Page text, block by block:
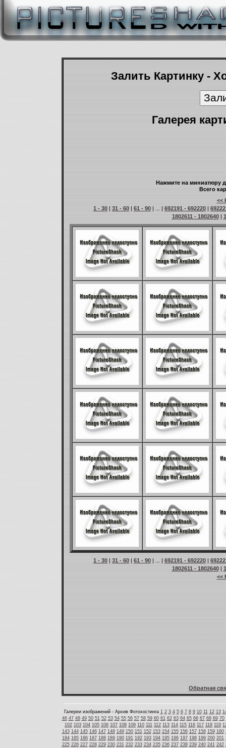
Залить Картинку -
Галерея
Нажмите на миниатюру
Всего
<<
1 - 30 | 31 - 60 | 61 - 90 | ... | 692191 - 692220 |
1802611 - 1802640|
1 - 30 | 31 - 60 | 61 - 90 | ... | 692191 - 692220 |
1802611 - 1802640|
<<
Обратная
Галереи изображений - Архив Фотохостинга 1 2 3 4 5 6 7 8 9 10 11 12 13
46 47 48 49 50 51 52 53 54 55 56 57 58 59 60 61 62 63 64 65 66 67 68 69 70
102 103 104 105 106 107 108 109 110 111 112 113 114 115 116 117 118 119
143 144 145 146 147 148 149 150 151 152 153 154 155 156 157 158 159 160
184 185 186 187 188 189 190 191 192 193 194 195 196 197 198 199 200 201
225 226 227 228 229 230 231 232 233 234 235 236 237 238 239 240 241 242